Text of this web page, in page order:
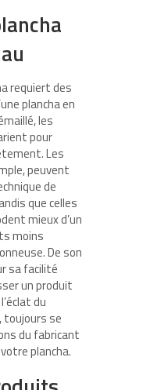
requiert des
plancha en
les
pour
Les
peuvent
de
que celles
mieux d’un
moins
De son
sa facilité
un produit
du
toujours se
du fabricant
plancha.